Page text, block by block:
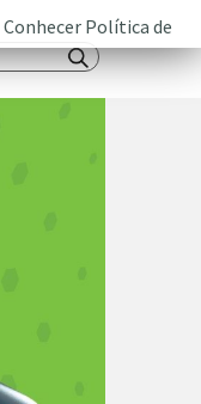
Conhecer Política de